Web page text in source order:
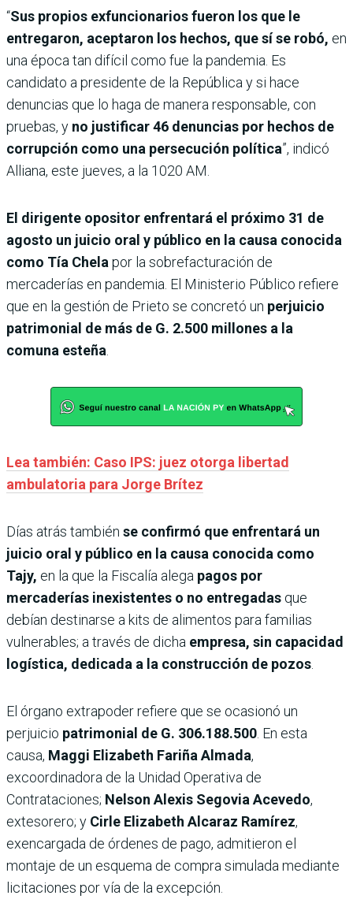
“Sus propios exfuncionarios fueron los que le
entregaron, aceptaron los hechos, que sí se robó, en
una época tan difícil como fue la pandemia. Es
candidato a presidente de la República y si hace
denuncias que lo haga de manera responsable, con
pruebas, y no justificar 46 denuncias por hechos de
corrupción como una persecución política”, indicó
Alliana, este jueves, a la 1020 AM.
El dirigente opositor enfrentará el próximo 31 de
agosto un juicio oral y público en la causa conocida
como Tía Chelapor la sobrefacturación de
mercaderías en pandemia. El Ministerio Público refiere
que en la gestión de Prieto se concretó un perjuicio
patrimonial de más de G. 2.500 millones a la
comuna esteña.
Lea también: Caso IPS: juez otorga libertad
ambulatoria para Jorge Brítez
Días atrás también se confirmó que enfrentará un
juicio oral y público en la causa conocida como
Tajy, en la que la Fiscalía alega pagos por
mercaderías inexistentes o no entregadas que
debían destinarse a kits de alimentos para familias
vulnerables; a través de dicha empresa, sin capacidad
logística, dedicada a la construcción de pozos.
El órgano extrapoder refiere que se ocasionó un
perjuicio patrimonial de G. 306.188.500. En esta
causa, Maggi Elizabeth Fariña Almada,
excoordinadora de la Unidad Operativa de
Contrataciones; Nelson Alexis Segovia Acevedo,
extesorero; y Cirle Elizabeth Alcaraz Ramírez,
exencargada de órdenes de pago, admitieron el
montaje de un esquema de compra simulada mediante
licitaciones por vía de la excepción.